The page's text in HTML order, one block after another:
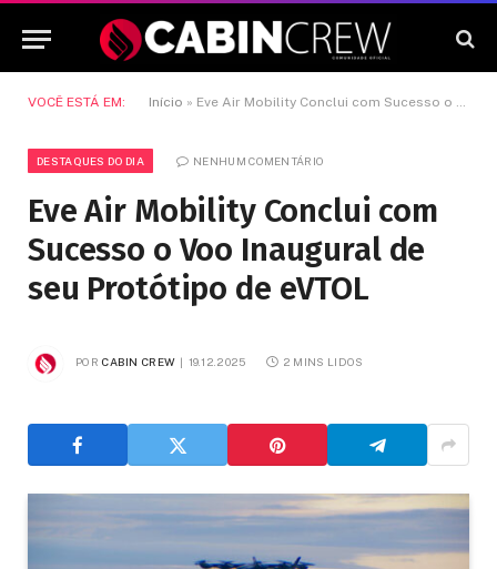
VOCÊ ESTÁ EM: Início » Eve Air Mobility Conclui com Sucesso o Voo Inaugural de seu Protótipo de eVTOL
DESTAQUES DO DIA NENHUM COMENTÁRIO
Eve Air Mobility Conclui com
Sucesso o Voo Inaugural de
seu Protótipo de eVTOL
POR CABIN CREW 19.12.2025 2 MINS LIDOS